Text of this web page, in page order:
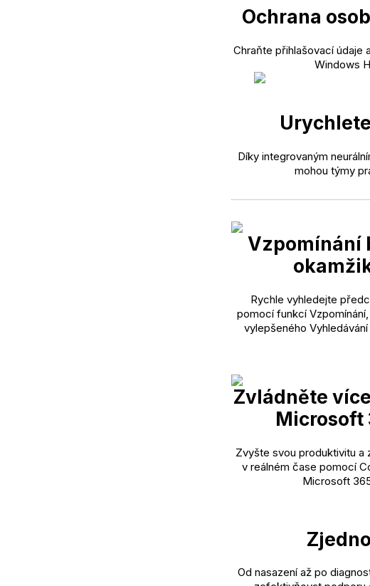
Ochrana
Chraňte přihlašovací údaje
Windows
Díky integrovaným
mohou týmy
Vzpomínání
Rychle vyhledejte
pomocí funkcí
vylepšeného
Zvládněte
Microsoft
Zvyšte svou produktivitu a
v reálném čase pomocí
Microsoft
Od nasazení až po